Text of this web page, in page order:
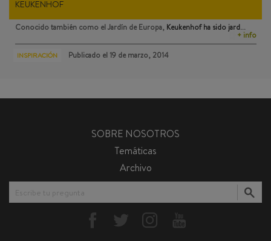
KEUKENHOF
Conocido también como el Jardín de Europa, Keukenhofha sido jard…
+ info
INSPIRACIÓN Publicado el 19 de marzo, 2014
SOBRE NOSOTROS
Temáticas
Archivo
Escribe tu pregunta